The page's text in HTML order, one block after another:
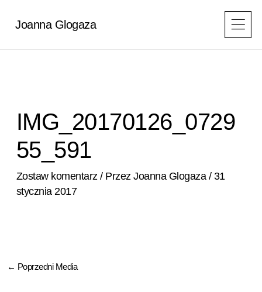
Joanna Glogaza
IMG_20170126_0729
55_591
Zostaw komentarz / PrzezJoanna Glogaza / 31
stycznia 2017
← Poprzedni Media